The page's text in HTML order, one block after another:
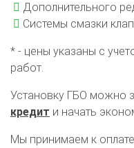
Дополнительного
Системы смазки
* - цены указаны с
работ.
Установку ГБО можно
кредит и начать
Мы принимаем к